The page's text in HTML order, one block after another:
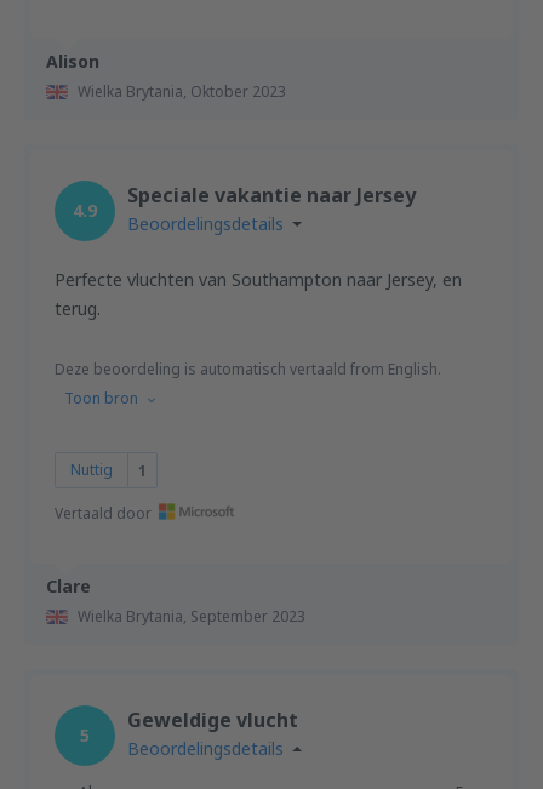
Alison
Wielka Brytania, Oktober 2023
Clare
Wielka Brytania, September 2023
4.9
Speciale vakantie naar Jersey
Beoordelingsdetails
Perfecte vluchten van Southampton naar Jersey, en
terug.
Deze beoordeling is automatisch vertaald from English.
Toon bron
Nuttig 1
Vertaald door
5
Geweldige vlucht
Beoordelingsdetails